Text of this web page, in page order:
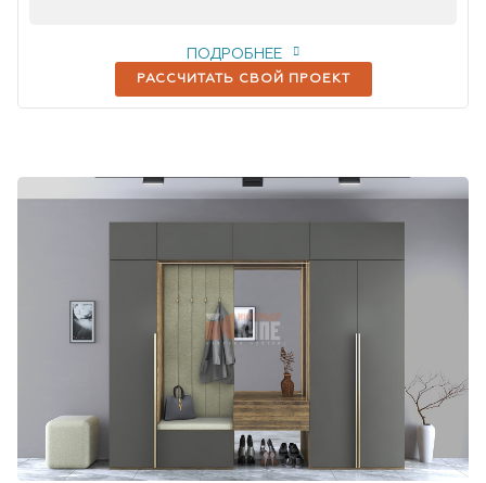
РАССЧИТАТЬ СВОЙ ПРОЕКТ
ПОДРОБНЕЕ